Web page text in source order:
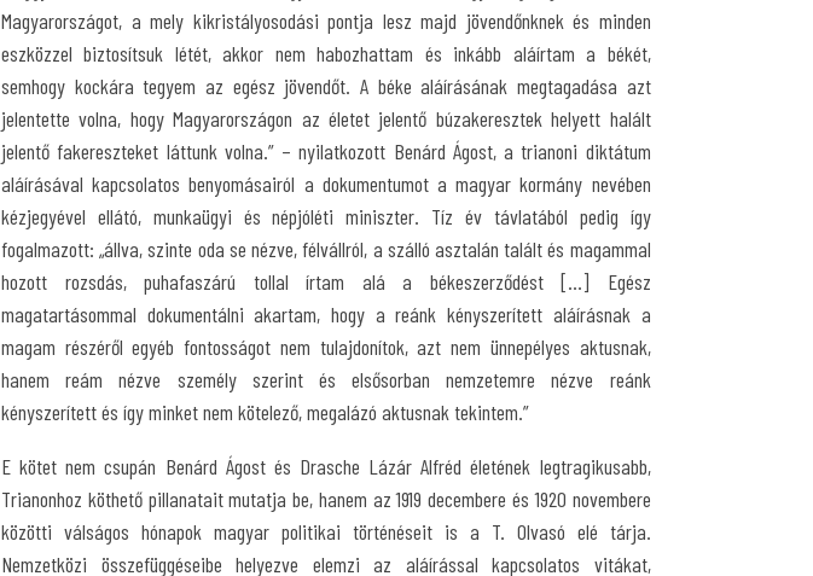
Magyarországot, a mely kikristályosodási pontja lesz majd jövendőnknek és minden
eszközzel biztosítsuk létét, akkor nem habozhattam és inkább aláírtam a békét,
semhogy kockára tegyem az egész jövendőt. A béke aláírásának megtagadása azt
jelentette volna, hogy Magyarországon az életet jelentő búzakeresztek helyett halált
jelentő fakereszteket láttunk volna.” – nyilatkozott Benárd Ágost, a trianoni diktátum
aláírásával kapcsolatos benyomásairól a dokumentumot a magyar kormány nevében
kézjegyével ellátó, munkaügyi és népjóléti miniszter. Tíz év távlatából pedig így
fogalmazott: „állva, szinte oda se nézve, félvállról, a szálló asztalán talált és magammal
hozott rozsdás, puhafaszárú tollal írtam alá a békeszerződést [...] Egész
magatartásommal dokumentálni akartam, hogy a reánk kényszerített aláírásnak a
magam részéről egyéb fontosságot nem tulajdonítok, azt nem ünnepélyes aktusnak,
hanem reám nézve személy szerint és elsősorban nemzetemre nézve reánk
kényszerített és így minket nem kötelező, megalázó aktusnak tekintem.”
E kötet nem csupán Benárd Ágost és Drasche Lázár Alfréd életének legtragikusabb,
Trianonhoz köthető pillanatait mutatja be, hanem az 1919 decembere és 1920 novembere
közötti válságos hónapok magyar politikai történéseit is a T. Olvasó elé tárja.
Nemzetközi összefüggéseibe helyezve elemzi az aláírással kapcsolatos vitákat,